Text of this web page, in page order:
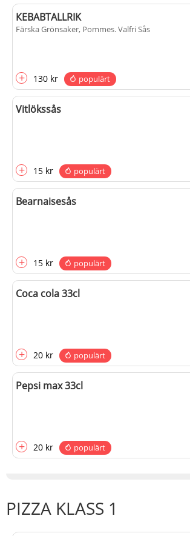
КЕВАВTALLRIK
Färska Grönsaker, Pommes. Valfri Sås
+ 130 kr populärt
Vitlökssås
+ 15 kr populärt
Bearnaisesås
+ 15 kr populärt
Coca cola 33cl
+ 20 kr populärt
Pepsi max 33cl
+ 20 kr populärt
PIZZA KLASS 1